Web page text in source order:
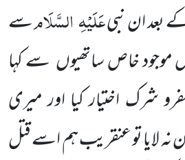
بعد ان نبیعَلَیْہِالسَّلَامسے
خاص ساتھیوں سے کہا
شرکاختیار کیا اور میری
نہ لایا تو عنقریب ہم اسے قتل